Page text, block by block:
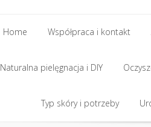
Home
Home
Współpraca i kontakt
Współpraca i kontakt
Naturalna pielęgnacja i DIY
Naturalna pielęgnacja i DIY
Typ skóry i potrzeby